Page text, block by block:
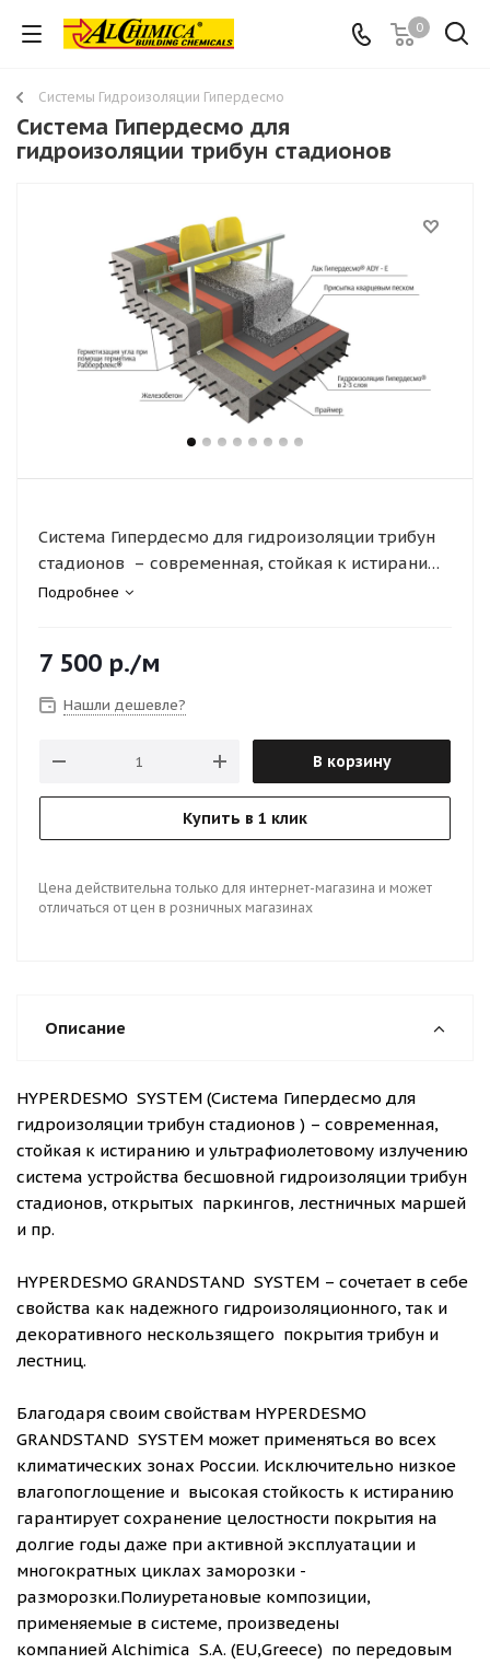
0
Системы Гидроизоляции Гипердесмо
Система Гипердесмо для
гидроизоляции трибун стадионов
Система Гипердесмо для гидроизоляции трибун
стадионов – современная, стойкая к истиранию
и ультрафиолетовому излучению система
маршей и пр.
Подробнее
7 500 р./м
Нашли дешевле?
В корзину
Купить в 1 клик
Цена действительна только для интернет-магазина и может
отличаться от цен в розничных магазинах
Описание
HYPERDESMO SYSTEM (Система Гипердесмо для
гидроизоляции трибун стадионов ) – современная,
стойкая к истиранию и ультрафиолетовому излучению
система устройства бесшовной гидроизоляции трибун
стадионов, открытых паркингов, лестничных маршей
и пр.
HYPERDESMO GRANDSTAND SYSTEM – сочетает в себе
свойства как надежного гидроизоляционного, так и
декоративного нескользящего покрытия трибун и
лестниц.
Благодаря своим свойствам HYPERDESMO
GRANDSTAND SYSTEM может применяться во всех
климатических зонах России. Исключительно низкое
влагопоглощение и высокая стойкость к истиранию
гарантирует сохранение целостности покрытия на
долгие годы даже при активной эксплуатации и
многократных циклах заморозки -
разморозки.Полиуретановые композиции,
применяемые в системе, произведены
компанией Alchimica S.A. (EU,Greece) по передовым